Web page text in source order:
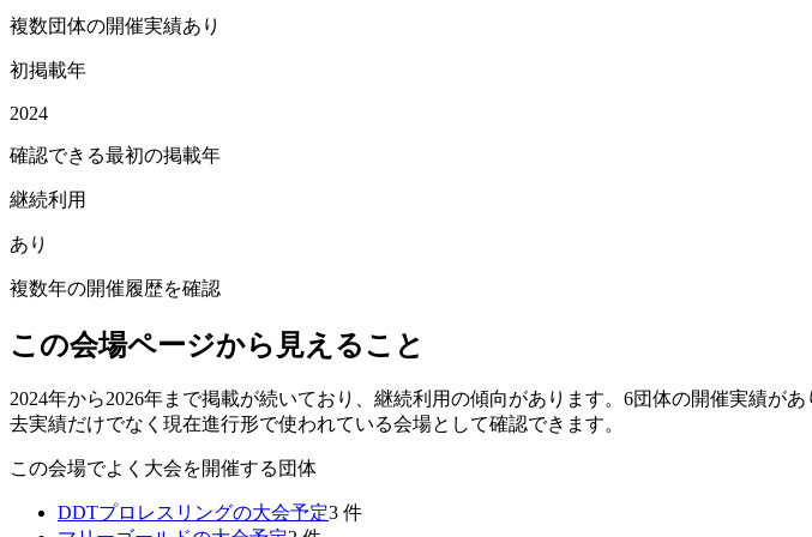
複数団体の開催実績あり
初掲載年
2024
確認できる最初の掲載年
継続利用
あり
複数年の開催履歴を確認
この会場ページから見えること
2024年から2026年まで掲載が続いており、継続利用の傾向があります。6団体の開催実績
去実績だけでなく現在進行形で使われている会場として確認できます。
この会場でよく大会を開催する団体
DDTプロレスリングの大会予定3 件